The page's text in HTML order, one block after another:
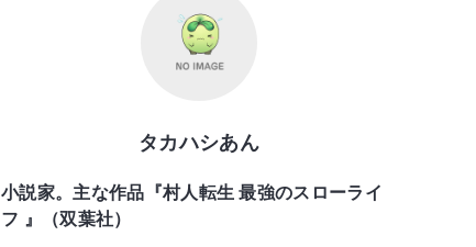
タカハシあん
小説家。主な作品『村人転生 最強のスローライ
フ 』（双葉社）